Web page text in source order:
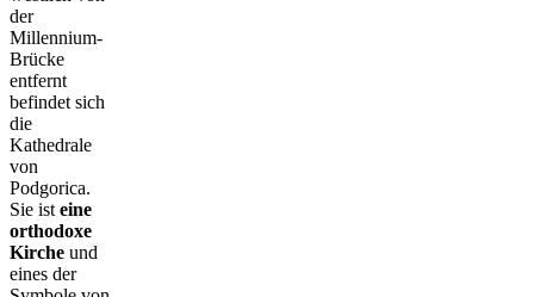
der
Millennium-
Brücke
entfernt
befindet sich
die
Kathedrale
von
Podgorica.
Sie ist eine
orthodoxe
Kirche und
eines der